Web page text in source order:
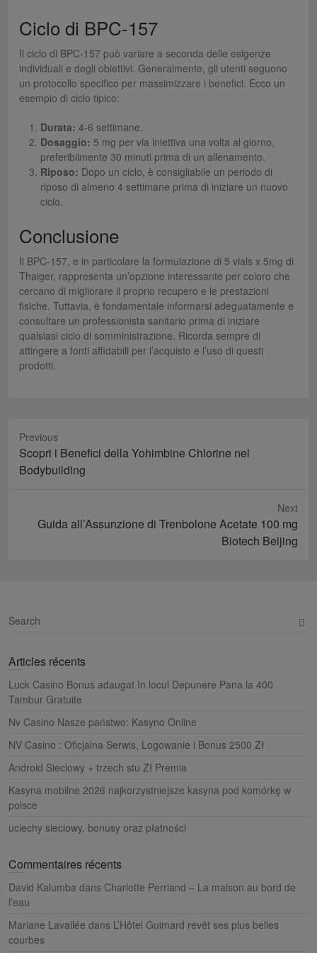
Ciclo di BPC-157
Il ciclo di BPC-157 può variare a seconda delle esigenze
individuali e degli obiettivi. Generalmente, gli utenti seguono
un protocollo specifico per massimizzare i benefici. Ecco un
esempio di ciclo tipico:
Durata: 4-6 settimane.
Dosaggio: 5 mg per via iniettiva una volta al giorno,
preferibilmente 30 minuti prima di un allenamento.
Riposo: Dopo un ciclo, è consigliabile un periodo di
riposo di almeno 4 settimane prima di iniziare un nuovo
ciclo.
Conclusione
Il BPC-157, e in particolare la formulazione di 5 vials x 5mg di
Thaiger, rappresenta un’opzione interessante per coloro che
cercano di migliorare il proprio recupero e le prestazioni
fisiche. Tuttavia, è fondamentale informarsi adeguatamente e
consultare un professionista sanitario prima di iniziare
qualsiasi ciclo di somministrazione. Ricorda sempre di
attingere a fonti affidabili per l’acquisto e l’uso di questi
prodotti.
Previous
Previous
post:
Scopri i Benefici della Yohimbine Chlorine nel
Bodybuilding
Next
NextGuida all’Assunzione di Trenbolone Acetate 100 mg
Biotech Beijing
S
r
h
Articles récents
Luck Casino Bonus adaugat In locul Depunere Pana la 400
Tambur Gratuite
Nv Casino Nasze państwo: Kasyno Online
NV Casino : Oficjalna Serwis, Logowanie i Bonus 2500 Zł
Android Sieciowy + trzech stu Zł Premia
Kasyna mobilne 2026 najkorzystniejsze kasyna pod komórkę w
polsce
uciechy sieciowy, bonusy oraz płatności
Commentaires récents
David Kalumba dans Charlotte Perriand – La maison au bord de
l’eau
Mariane Lavallée dans L’Hôtel Guimard revêt ses plus belles
courbes